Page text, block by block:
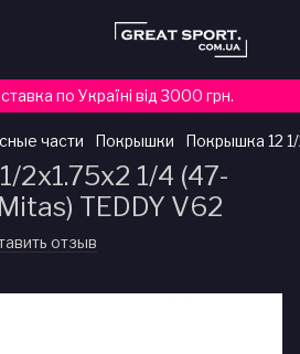
по Україні від 3000 грн.
части Покрышки Покрышка 12
2x1.75x2 1/4 (47-
TEDDY V62
отзыв